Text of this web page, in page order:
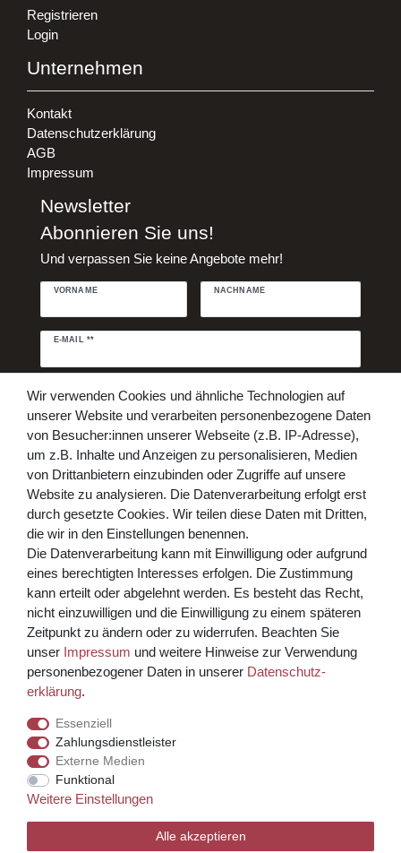
Registrieren
Login
Unternehmen
Kontakt
Datenschutzerklärung
AGB
Impressum
Newsletter
Abonnieren Sie uns!
Und verpassen Sie keine Angebote mehr!
VORNAME NACHNAME
E-MAIL **
Newsletter
Hiermit bestätige ich, dass ich dieDaten­schutz­erklärung
Abonnieren
** Hierbei handelt es sich um ein Pflichtfeld.
Bezahlen Sie bequem per
Kreditkarte über PayPal Funktion
Wir versenden mit
© Copyright 2026 Weinhaus Blum. Alle Rechte vorbehalten.
Template, CMS & Warenwirtschaft by
Wir verwenden Cookies und ähnliche Technologien auf
unserer Website und verarbeiten personenbezogene Daten
von Besucher:innen unserer Webseite (z.B. IP-Adresse),
um z.B. Inhalte und Anzeigen zu personalisieren, Medien
von Drittanbietern einzubinden oder Zugriffe auf unsere
Website zu analysieren. Die Datenverarbeitung erfolgt erst
durch gesetzte Cookies. Wir teilen diese Daten mit Dritten,
die wir in den Einstellungen benennen.
Die Datenverarbeitung kann mit Einwilligung oder aufgrund
eines berechtigten Interesses erfolgen. Die Zustimmung
kann erteilt oder abgelehnt werden. Es besteht das Recht,
nicht einzuwilligen und die Einwilligung zu einem späteren
Zeitpunkt zu ändern oder zu widerrufen. Beachten Sie
unser Impressum und weitere Hinweise zur Verwendung
personenbezogener Daten in unserer Daten­schutz­
erklärung.
Essenziell
Zahlungsdienstleister
Externe Medien
Funktional
Weitere Einstellungen
Alle akzeptieren